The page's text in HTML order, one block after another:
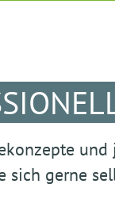
sich gerne